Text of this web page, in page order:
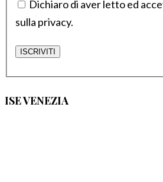
Dichiaro di aver letto ed
sulla privacy.
ISE VENEZIA